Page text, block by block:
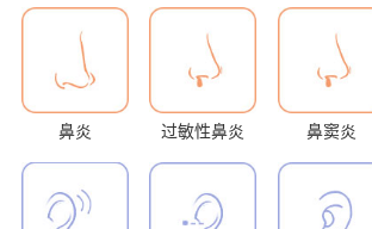
鼻炎 过敏性鼻炎 鼻窦炎